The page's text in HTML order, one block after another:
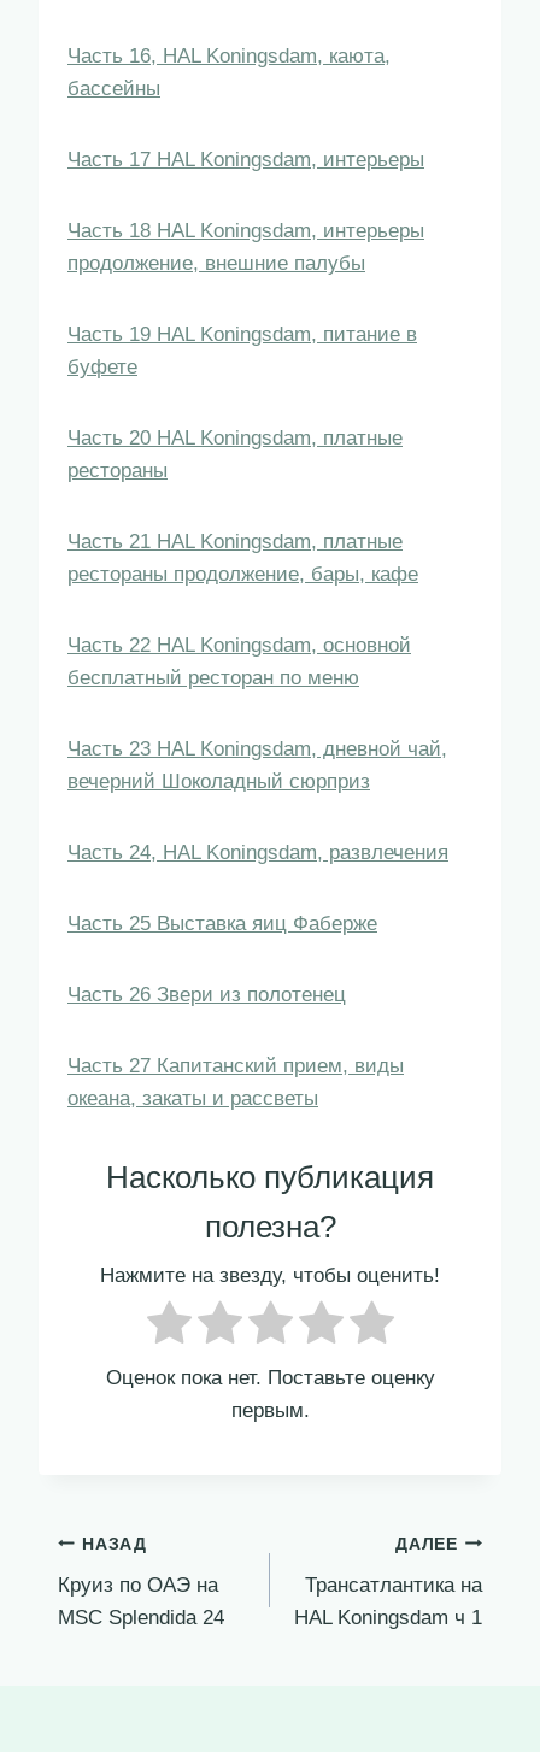
Часть 16, HAL Koningsdam, каюта,
бассейны
Часть 17 HAL Koningsdam, интерьеры
Часть 18 HAL Koningsdam, интерьеры
продолжение, внешние палубы
Часть 19 HAL Koningsdam, питание в
буфете
Часть 20 HAL Koningsdam, платные
рестораны
Часть 21 HAL Koningsdam, платные
рестораны продолжение, бары, кафе
Часть 22 HAL Koningsdam, основной
бесплатный ресторан по меню
Часть 23 HAL Koningsdam, дневной чай,
вечерний Шоколадный сюрприз
Часть 24, HAL Koningsdam, развлечения
Часть 25 Выставка яиц Фаберже
Часть 26 Звери из полотенец
Часть 27 Капитанский прием, виды
океана, закаты и рассветы
Насколько публикация
полезна?
Нажмите на звезду, чтобы оценить!
Оценок пока нет. Поставьте оценку
первым.
Навигация
по
НАЗАД
Круиз по ОАЭ на
MSC Splendida 24
ДАЛЕЕ
Трансатлантика на
HAL Koningsdam ч 1